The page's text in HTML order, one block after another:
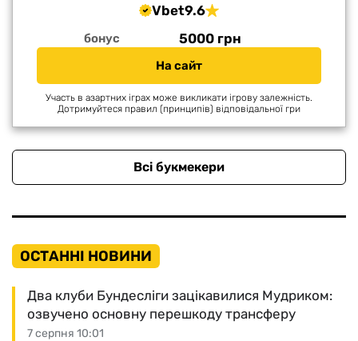
Vbet9.6
бонус 5000 грн
На сайт
Участь в азартних іграх може викликати ігрову залежність.
Дотримуйтеся правил (принципів) відповідальної гри
Всі букмекери
ОСТАННІ НОВИНИ
7 серпня 10:01
Два клуби Бундесліги зацікавилися Мудриком:
озвучено основну перешкоду трансферу